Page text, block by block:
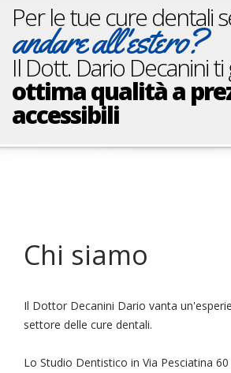
Per le tue cure dentali
andare all'estero?
Il Dott. Dario Decanini
ottima qualità a
accessibili
Chi siamo
Il Dottor Decanini Dario vanta
settore delle cure dentali.
Lo Studio Dentistico in Via Pesciatina